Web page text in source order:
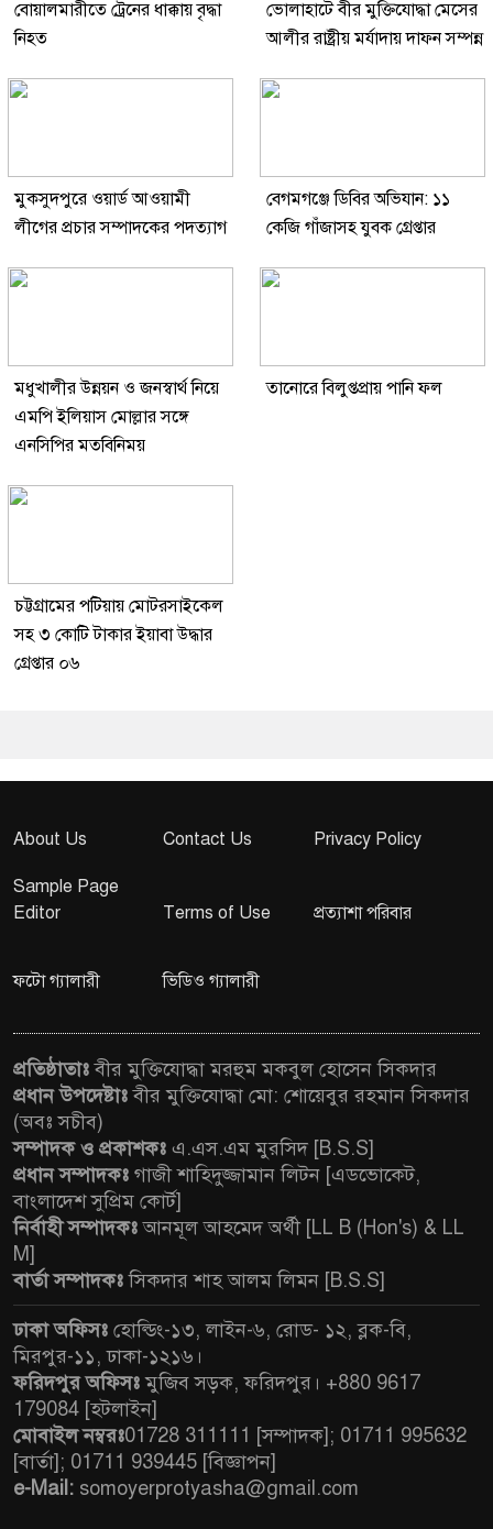
বোয়ালমারীতে ট্রেনের ধাক্কায় বৃদ্ধা
নিহত
ভোলাহাটে বীর মুক্তিযোদ্ধা মেসের
আলীর রাষ্ট্রীয় মর্যাদায় দাফন সম্পন্ন
মুকসুদপুরে ওয়ার্ড আওয়ামী
লীগের প্রচার সম্পাদকের পদত্যাগ
বেগমগঞ্জে ডিবির অভিযান: ১১
কেজি গাঁজাসহ যুবক গ্রেপ্তার
মধুখালীর উন্নয়ন ও জনস্বার্থ নিয়ে
এমপি ইলিয়াস মোল্লার সঙ্গে
এনসিপির মতবিনিময়
তানোরে বিলুপ্তপ্রায় পানি ফল
চট্টগ্রামের পটিয়ায় মোটরসাইকেল
সহ ৩ কোটি টাকার ইয়াবা উদ্ধার
গ্রেপ্তার ০৬
About Us Contact Us Privacy Policy
Sample Page
Editor
Terms of Use প্রত্যাশা পরিবার
ফটো গ্যালারী ভিডিও গ্যালারী
প্রতিষ্ঠাতাঃবীর মুক্তিযোদ্ধা মরহুম মকবুল হোসেন সিকদার
প্রধান উপদেষ্টাঃবীর মুক্তিযোদ্ধা মো: শোয়েবুর রহমান সিকদার
(অবঃ সচীব)
সম্পাদক ও প্রকাশকঃ এ.এস.এম মুরসিদ [B.S.S]
প্রধান সম্পাদকঃ গাজী শাহিদুজ্জামান লিটন [এডভোকেট,
বাংলাদেশ সুপ্রিম কোর্ট]
নির্বাহী সম্পাদকঃআনমূল আহমেদ অর্থী [LL B (Hon's) & LL
M]
বার্তা সম্পাদকঃসিকদার শাহ আলম লিমন [B.S.S]
ঢাকা অফিসঃ হোল্ডিং-১৩, লাইন-৬, রোড- ১২, ব্লক-বি,
মিরপুর-১১, ঢাকা-১২১৬।
ফরিদপুর অফিসঃমুজিব সড়ক, ফরিদপুর। +880 9617
179084 [হটলাইন]
মোবাইল নম্বরঃ01728 311111 [সম্পাদক]; 01711 995632
[বার্তা]; 01711 939445 [বিজ্ঞাপন]
e-Mail: somoyerprotyasha@gmail.com